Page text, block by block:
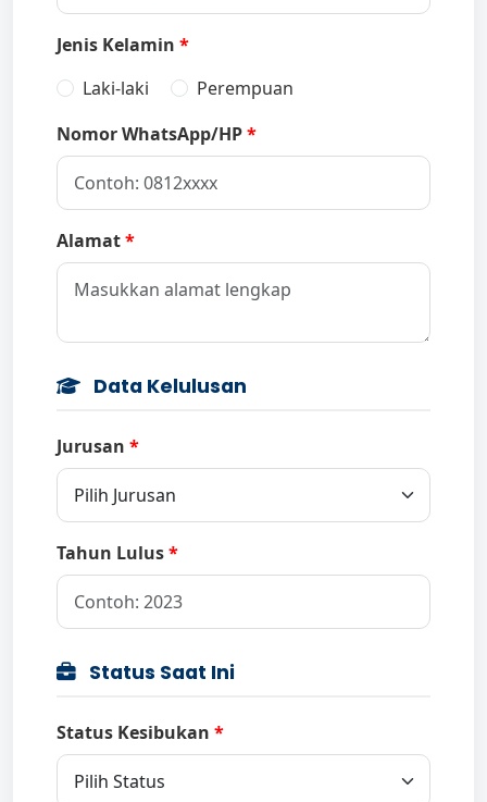
Jenis Kelamin
Laki-laki
Perempuan
Nomor WhatsApp/HP
Alamat
Data Kelulusan
Jurusan
Tahun Lulus
Status Saat Ini
Status Kesibukan